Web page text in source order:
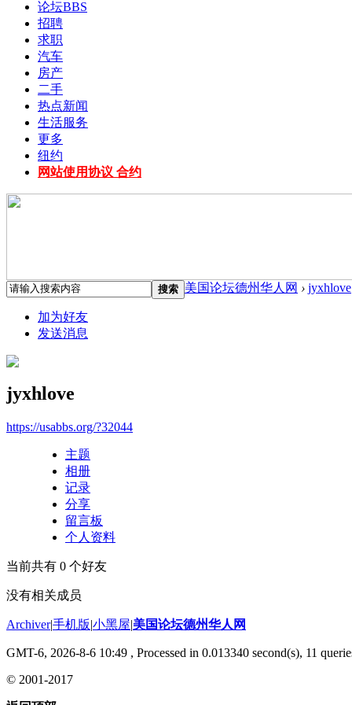
论坛BBS
招聘
求职
汽车
房产
二手
热点新闻
生活服务
更多
纽约
网站使用协议 合约
搜索 美国论坛德州华人网 › jyxhlove
加为好友
发送消息
jyxhlove
https://usabbs.org/?32044
主题
相册
记录
分享
留言板
个人资料
当前共有 0 个好友
没有相关成员
Archiver|手机版|小黑屋|美国论坛德州华人网
GMT-6, 2026-8-6 10:49 , Processed in 0.013340 second(s), 11
© 2001-2017